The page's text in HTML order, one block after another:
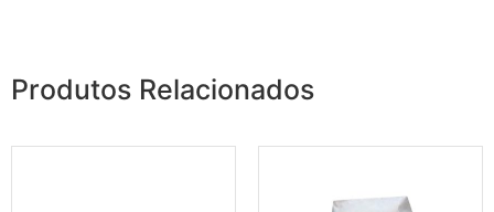
Produtos Relacionados